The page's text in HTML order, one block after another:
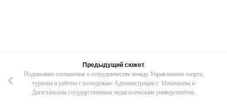
Предыдущий сюжет
Подписание соглашения о сотрудничестве между Управлением спорта,
туризма и работы с молодежью Администрации г. Махачкалы и
Дагестанским государственным педагогическим университетом.